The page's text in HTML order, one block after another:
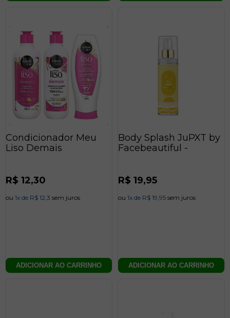
Condicionador Meu
Liso Demais
Preço
normal
R$ 12,30
ou 1x de R$ 12,3 sem juros
ADICIONAR AO CARRINHO
Body Splash JuPXT by
Facebeautiful -
Preço
normal
R$ 19,95
ou 1x de R$ 19,95 sem juros
ADICIONAR AO CARRINHO